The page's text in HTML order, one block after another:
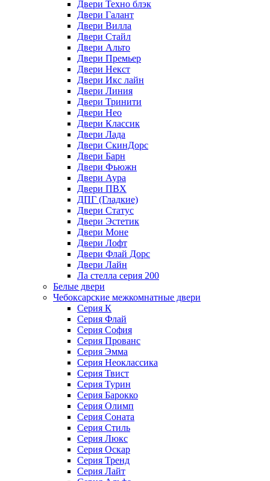
Двери Техно блэк
Двери Галант
Двери Вилла
Двери Стайл
Двери Альто
Двери Премьер
Двери Некст
Двери Икс лайн
Двери Линия
Двери Тринити
Двери Нео
Двери Классик
Двери Лада
Двери СкинДорс
Двери Барн
Двери Фьюжн
Двери Аура
Двери ПВХ
ДПГ (Гладкие)
Двери Статус
Двери Эстетик
Двери Моне
Двери Лофт
Двери Флай Дорс
Двери Лайн
Ла стелла серия 200
Белые двери
Чебоксарские межкомнатные двери
Серия К
Серия Флай
Серия София
Серия Прованс
Серия Эмма
Серия Неоклассика
Серия Твист
Серия Турин
Серия Барокко
Серия Олимп
Серия Соната
Серия Стиль
Серия Люкс
Серия Оскар
Серия Тренд
Серия Лайт